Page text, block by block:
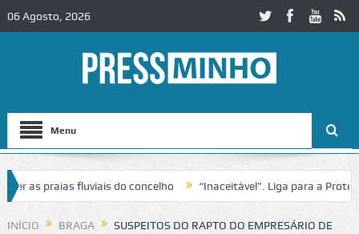
06 Agosto, 2026
Menu
praias fluviais do concelho “Inaceitável”. Liga para a Proteção da
de trânsito no IC2 em Alcobaça Igreja do Castelo de Cerveira
INÍCIO BRAGA
SUSPEITOS DO RAPTO DO EMPRESÁRIO DE